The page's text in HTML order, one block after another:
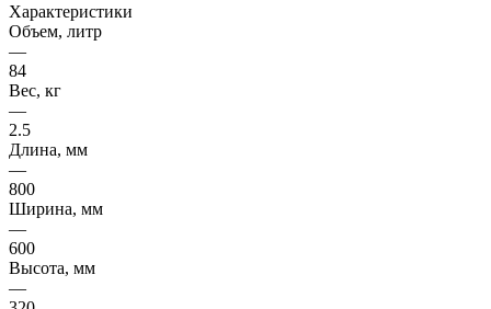
Характеристики
Объем, литр
—
84
Вес, кг
—
2.5
Длина, мм
—
800
Ширина, мм
—
600
Высота, мм
—